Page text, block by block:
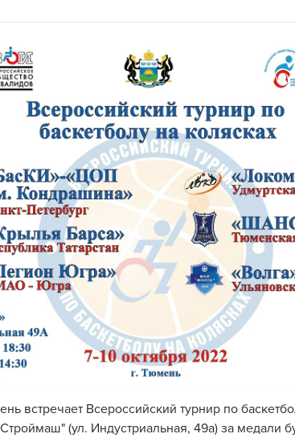
встречает Всероссийский турнир по
(ул. Индустриальная, 49а) за медали